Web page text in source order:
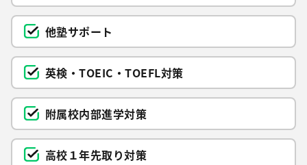
他塾サポート
英検・TOEIC・TOEFL対策
附属校内部進学対策
高校１年先取り対策